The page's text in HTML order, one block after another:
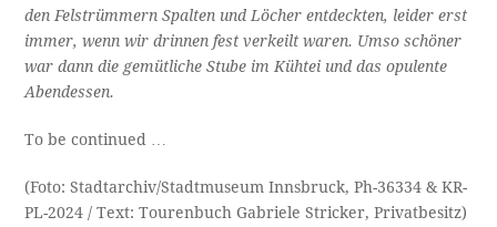
den Felstrümmern Spalten und Löcher entdeckten, leider erst
immer, wenn wir drinnen fest verkeilt waren. Umso schöner
war dann die gemütliche Stube im Kühtei und das opulente
Abendessen.
To be continued …
(Foto: Stadtarchiv/Stadtmuseum Innsbruck, Ph-36334 & KR-
PL-2024 / Text: Tourenbuch Gabriele Stricker, Privatbesitz)